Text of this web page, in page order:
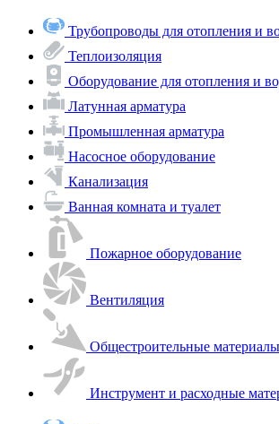
Трубопроводы для отопления и
Теплоизоляция
Оборудование для отопления и
Латунная арматура
Промышленная арматура
Насосное оборудование
Канализация
Ванная комната и туалет
Пожарное оборудование
Вентиляция
Общестроительные материалы
Инструмент и расходные